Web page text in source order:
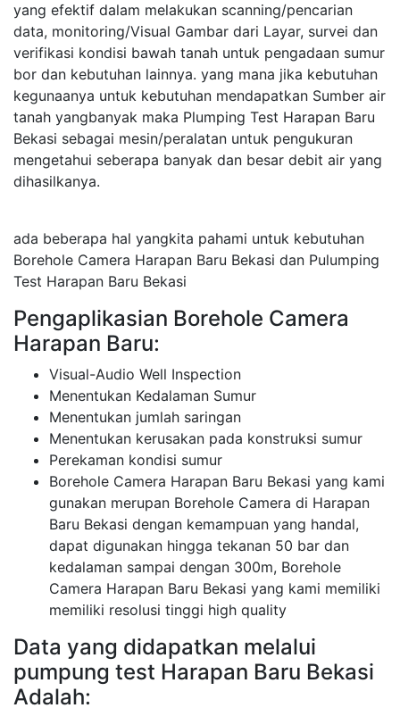
yang efektif dalam melakukan scanning/pencarian
data, monitoring/Visual Gambar dari Layar, survei dan
verifikasi kondisi bawah tanah untuk pengadaan sumur
bor dan kebutuhan lainnya. yang mana jika kebutuhan
kegunaanya untuk kebutuhan mendapatkan Sumber air
tanah yangbanyak maka Plumping Test Harapan Baru
Bekasi sebagai mesin/peralatan untuk pengukuran
mengetahui seberapa banyak dan besar debit air yang
dihasilkanya.
ada beberapa hal yangkita pahami untuk kebutuhan
Borehole Camera Harapan Baru Bekasi dan Pulumping
Test Harapan Baru Bekasi
Pengaplikasian Borehole Camera
Harapan Baru:
Visual-Audio Well Inspection
Menentukan Kedalaman Sumur
Menentukan jumlah saringan
Menentukan kerusakan pada konstruksi sumur
Perekaman kondisi sumur
Borehole Camera Harapan Baru Bekasi yang kami
gunakan merupan Borehole Camera di Harapan
Baru Bekasi dengan kemampuan yang handal,
dapat digunakan hingga tekanan 50 bar dan
kedalaman sampai dengan 300m, Borehole
Camera Harapan Baru Bekasi yang kami memiliki
memiliki resolusi tinggi high quality
Data yang didapatkan melalui
pumpung test Harapan Baru Bekasi
Adalah: